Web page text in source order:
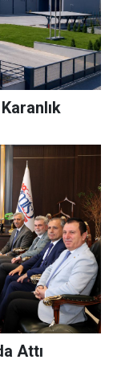
Attı